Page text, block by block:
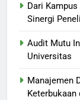
Dari
Sinergi
Audit Mutu
Universitas
Manajemen
Keterbukaan